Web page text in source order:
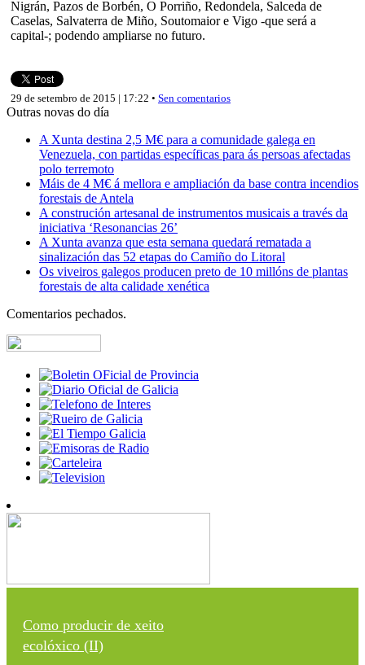
Nigrán, Pazos de Borbén, O Porriño, Redondela, Salceda de
Caselas, Salvaterra de Miño, Soutomaior e Vigo -que será a
capital-; podendo ampliarse no futuro.
29 de setembro de 2015 | 17:22 • Sen comentarios
Outras novas do día
A Xunta destina 2,5 M€ para a comunidade galega en
Venezuela, con partidas específicas para ás persoas afectadas
polo terremoto
Máis de 4 M€ á mellora e ampliación da base contra incendios
forestais de Antela
A construción artesanal de instrumentos musicais a través da
iniciativa ‘Resonancias 26’
A Xunta avanza que esta semana quedará rematada a
sinalización das 52 etapas do Camiño do Litoral
Os viveiros galegos producen preto de 10 millóns de plantas
forestais de alta calidade xenética
Comentarios pechados.
Como producir de xeito
ecolóxico (II)